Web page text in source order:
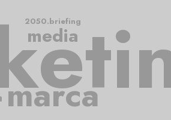
marca
media
2050.briefing